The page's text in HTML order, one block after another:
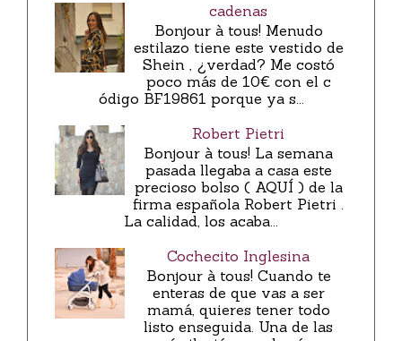
cadenas
Bonjour à tous! Menudo
estilazo tiene este vestido de
Shein , ¿verdad? Me costó
poco más de 10€ con el c
ódigo BF19861 porque ya s...
Robert Pietri
Bonjour à tous! La semana
pasada llegaba a casa este
precioso bolso ( AQUÍ ) de la
firma española Robert Pietri .
La calidad, los acaba...
Cochecito Inglesina
Bonjour à tous! Cuando te
enteras de que vas a ser
mamá, quieres tener todo
listo enseguida. Una de las